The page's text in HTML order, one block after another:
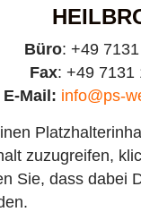
Büro: +49
Fax: +49 7131
E-Mail: info@ps-
zuzugreifen,
Sie, dass dabei